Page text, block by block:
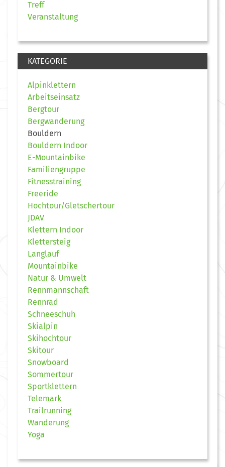
Treff
Veranstaltung
KATEGORIE
Alpinklettern
Arbeitseinsatz
Bergtour
Bergwanderung
Bouldern
Bouldern Indoor
E-Mountainbike
Familiengruppe
Fitnesstraining
Freeride
Hochtour/Gletschertour
JDAV
Klettern Indoor
Klettersteig
Langlauf
Mountainbike
Natur & Umwelt
Rennmannschaft
Rennrad
Schneeschuh
Skialpin
Skihochtour
Skitour
Snowboard
Sommertour
Sportklettern
Telemark
Trailrunning
Wanderung
Yoga